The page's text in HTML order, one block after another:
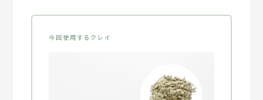
今回使用するクレイ